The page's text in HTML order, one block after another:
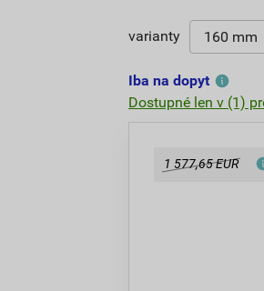
varianty
Iba na dopyt
Dostupné len v (1)
1 577,65 EUR